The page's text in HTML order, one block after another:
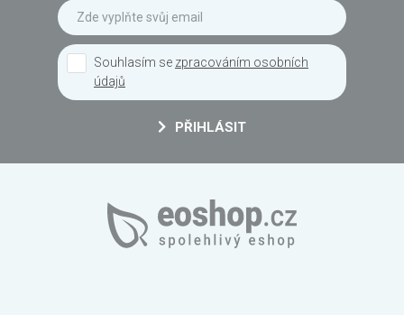
Souhlasím se zpracováním osobních
údajů
PŘIHLÁSIT